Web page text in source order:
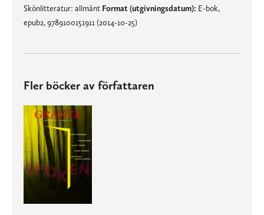
Skönlitteratur: allmänt Format (utgivningsdatum): E-bok,
epub2, 9789100151911 (2014-10-25)
Fler böcker av författaren